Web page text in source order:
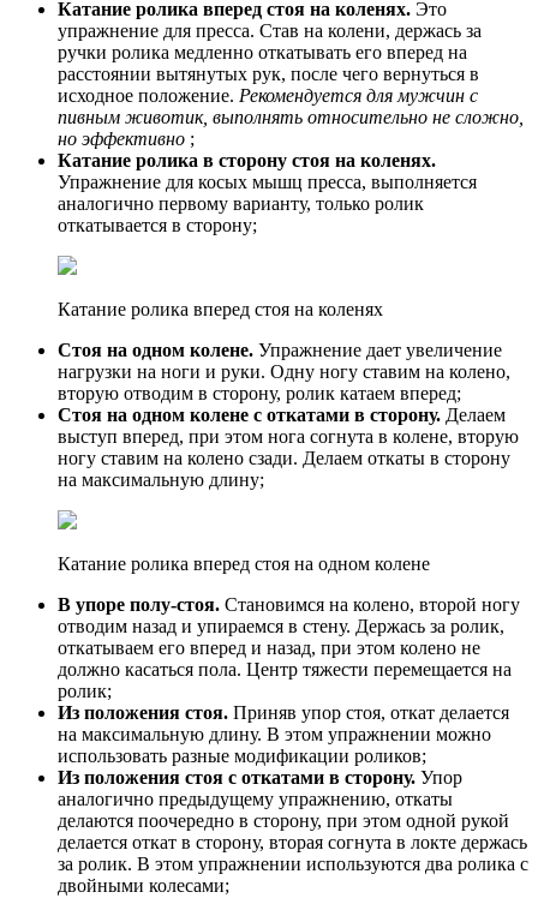
Катание ролика вперед стоя на коленях. Это
упражнение для пресса. Став на колени, держась за
ручки ролика медленно откатывать его вперед на
расстоянии вытянутых рук, после чего вернуться в
исходное положение. Рекомендуется для мужчин с
пивным животик, выполнять относительно не сложно,
но эффективно ;
Катание ролика в сторону стоя на коленях.
Упражнение для косых мышц пресса, выполняется
аналогично первому варианту, только ролик
откатывается в сторону;
Катание ролика вперед стоя на коленях
Стоя на одном колене. Упражнение дает увеличение
нагрузки на ноги и руки. Одну ногу ставим на колено,
вторую отводим в сторону, ролик катаем вперед;
Стоя на одном колене с откатами в сторону. Делаем
выступ вперед, при этом нога согнута в колене, вторую
ногу ставим на колено сзади. Делаем откаты в сторону
на максимальную длину;
Катание ролика вперед стоя на одном колене
В упоре полу-стоя. Становимся на колено, второй ногу
отводим назад и упираемся в стену. Держась за ролик,
откатываем его вперед и назад, при этом колено не
должно касаться пола. Центр тяжести перемещается на
ролик;
Из положения стоя. Приняв упор стоя, откат делается
на максимальную длину. В этом упражнении можно
использовать разные модификации роликов;
Из положения стоя с откатами в сторону. Упор
аналогично предыдущему упражнению, откаты
делаются поочередно в сторону, при этом одной рукой
делается откат в сторону, вторая согнута в локте держась
за ролик. В этом упражнении используются два ролика с
двойными колесами;